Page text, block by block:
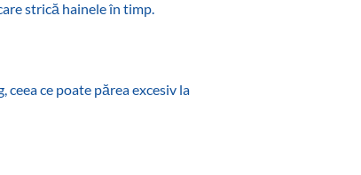
strică hainele în timp.
ce poate părea excesiv la